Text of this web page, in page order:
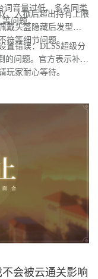
词音量过低、多名同类
等问题。
入狱后超出持有上限
戴头盔隐藏后发型异
符等细节问题。
错误：DLSS超级分
的问题。官方表示补丁
玩家耐心等待。
会被云通关影响